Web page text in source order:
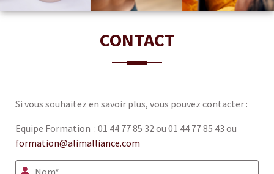
CONTACT
Si vous souhaitez en savoir plus, vous pouvez contacter :
Equipe Formation : 01 44 77 85 32 ou 01 44 77 85 43 ou
formation@alimalliance.com